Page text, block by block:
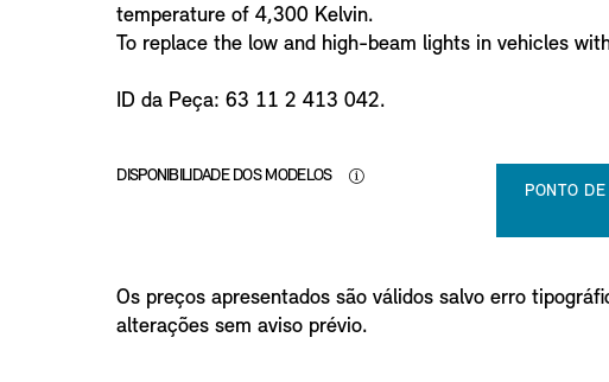
temperature of 4,300 Kelvin.
To replace the low and high-beam lights in vehicles
ID da Peça: 63 11 2 413 042.
DISPONIBILIDADE DOS MODELOS
PONTO
Os preços apresentados são válidos salvo erro
alterações sem aviso prévio.